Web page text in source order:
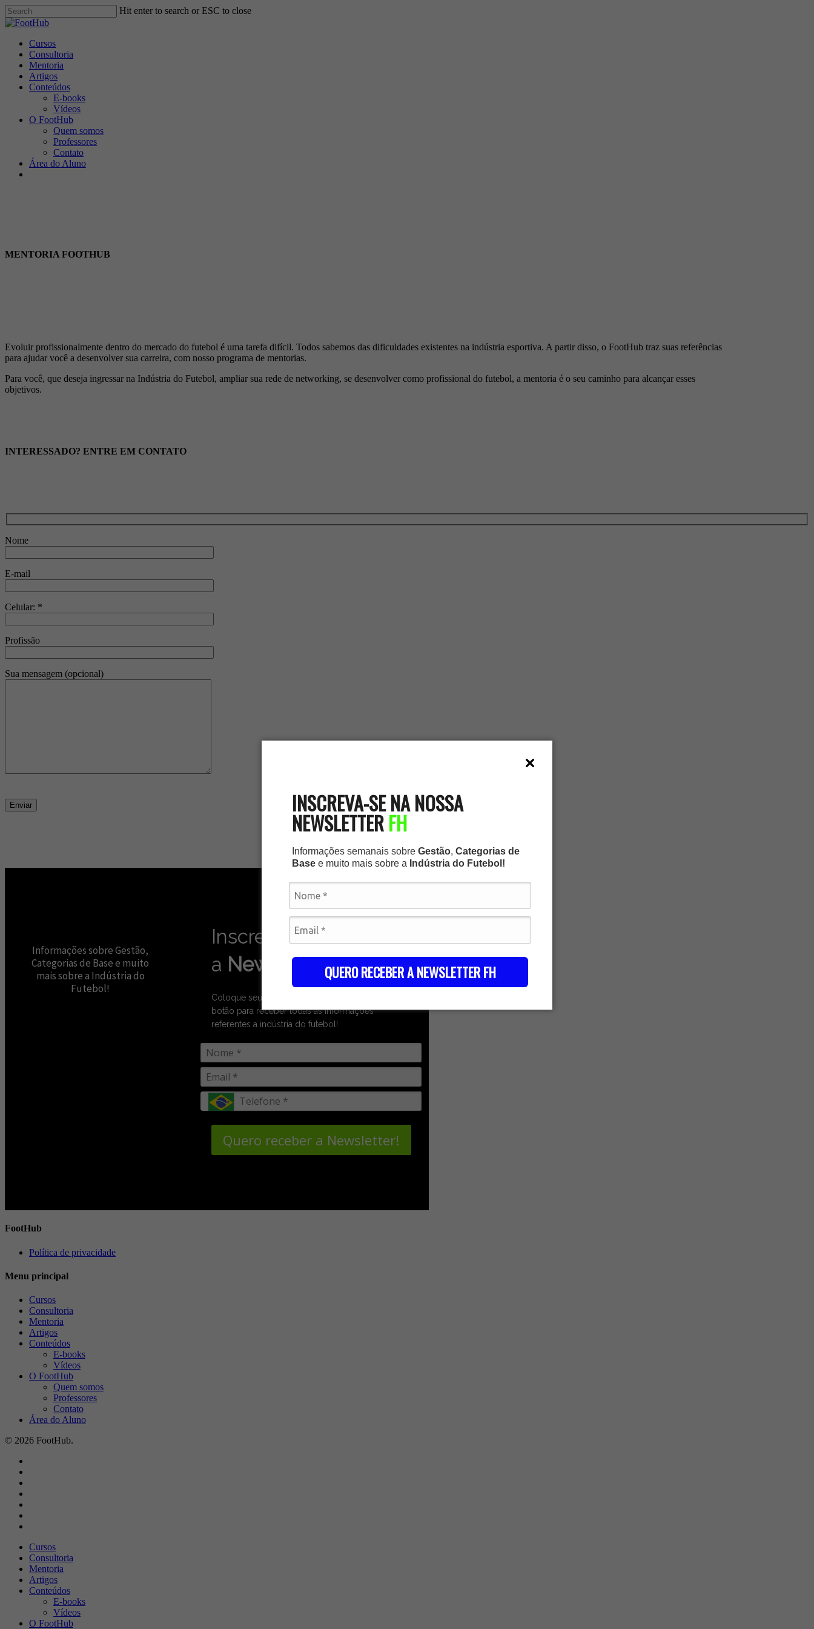
INSCREVA-SE NA NOSSA
NEWSLETTERFH
Informações semanais sobre Gestão, Categorias de
Base e muito mais sobre a Indústria do Futebol!
QUERO RECEBER A NEWSLETTER FH
Skip
to
content
Hit enter to search or ESC to close
Close
Menu
Cursos
Consultoria
Mentoria
Artigos
Conteúdos
E-books
Vídeos
O FootHub
Quem somos
Professores
Contato
Área do Aluno
MENTORIA FOOTHUB
Evoluir profissionalmente dentro do mercado do futebol é uma tarefa difícil. Todos sabemos das dificuldades existentes na indústria esportiva. A partir disso, o FootHub traz suas referências
para ajudar você a desenvolver sua carreira, com nosso programa de mentorias.
Para você, que deseja ingressar na Indústria do Futebol, ampliar sua rede de networking, se desenvolver como profissional do futebol, a mentoria é o seu caminho para alcançar esses
objetivos.
INTERESSADO? ENTRE EM CONTATO
Nome
E-mail
Celular: *
Profissão
Sua mensagem (opcional)
Informações sobre Gestão,
Categorias de Base e muito
mais sobre a Indústria do
Futebol!
Inscreva-se e receba
a Newsletter FH
Coloque seus dados nos campos e clique no
botão para receber todas as informações
referentes a indústria do futebol!
Quero receber a Newsletter!
FootHub
Política de privacidade
Menu principal
Cursos
Consultoria
Mentoria
Artigos
Conteúdos
E-books
Vídeos
O FootHub
Quem somos
Professores
Contato
Área do Aluno
© 2026 FootHub.
Close
Menu
Cursos
Consultoria
Mentoria
Artigos
Conteúdos
E-books
Vídeos
O FootHub